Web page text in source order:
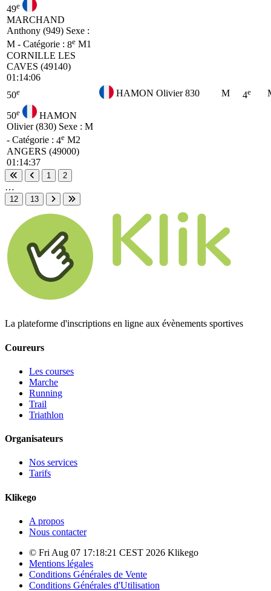
49e
MARCHAND
Anthony (949) Sexe :
M - Catégorie : 8e M1
CORNILLE LES
CAVES (49140)
01:14:06
50e HAMON Olivier 830 M 4e
50e
HAMON
Olivier (830) Sexe : M
- Catégorie : 4e M2
ANGERS (49000)
01:14:37
Première page
Page précédente
1 2
…
12
13
Page suivante
Dernière page
La plateforme d'inscriptions en ligne aux évènements sportives
Coureurs
Les courses
Marche
Running
Trail
Triathlon
Organisateurs
Nos services
Tarifs
Klikego
A propos
Nous contacter
© Fri Aug 07 17:18:21 CEST 2026 Klikego
Mentions légales
Conditions Générales de Vente
Conditions Générales d'Utilisation